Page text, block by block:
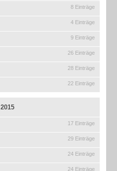
8 Einträge
4 Einträge
9 Einträge
26 Einträge
28 Einträge
22 Einträge
2015
17 Einträge
29 Einträge
24 Einträge
24 Einträge